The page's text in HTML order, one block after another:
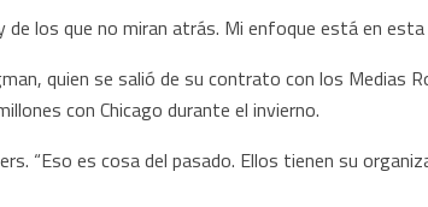
de los que no miran atrás. Mi enfoque está en
quien se salió de su contrato con los Medias
con Chicago durante el invierno.
“Eso es cosa del pasado. Ellos tienen su